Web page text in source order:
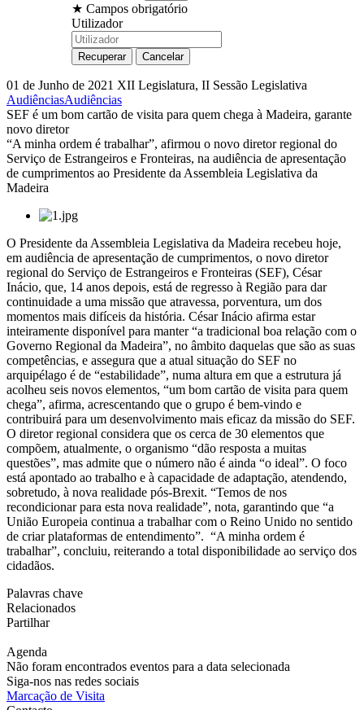
★ Campos obrigatório
Utilizador
01 de Junho de 2021 XII Legislatura, II Sessão Legislativa
AudiênciasAudiências
SEF é um bom cartão de visita para quem chega à Madeira, garante
novo diretor
“A minha ordem é trabalhar”, afirmou o novo diretor regional do
Serviço de Estrangeiros e Fronteiras, na audiência de apresentação
de cumprimentos ao Presidente da Assembleia Legislativa da
Madeira
O Presidente da Assembleia Legislativa da Madeira recebeu hoje,
em audiência de apresentação de cumprimentos, o novo diretor
regional do Serviço de Estrangeiros e Fronteiras (SEF), César
Inácio, que, 14 anos depois, está de regresso à Região para dar
continuidade a uma missão que atravessa, porventura, um dos
momentos mais difíceis da história. César Inácio afirma estar
inteiramente disponível para manter “a tradicional boa relação com o
Governo Regional da Madeira”, no âmbito daquelas que são as suas
competências, e assegura que a atual situação do SEF no
arquipélago é de “estabilidade”, numa altura em que a estrutura já
acolheu seis novos elementos, “um bom cartão de visita para quem
chega”, afirma, acrescentando que o grupo é bem-vindo e
contribuirá para um desenvolvimento mais eficaz da missão do SEF.
O diretor regional considera que os cerca de 30 elementos que
compõem, atualmente, o organismo “dão resposta a muitas
questões”, mas admite que o número não é ainda “o ideal”. O foco
está apontado ao trabalho e à capacidade de adaptação, atendendo,
sobretudo, à nova realidade pós-Brexit. “Temos de nos
recondicionar para esta nova realidade”, nota, garantindo que “a
União Europeia continua a trabalhar com o Reino Unido no sentido
de criar plataformas de entendimento”. “A minha ordem é
trabalhar”, concluiu, reiterando a total disponibilidade ao serviço dos
cidadãos.
Palavras chave
Relacionados
Partilhar
Agenda
Não foram encontrados eventos para a data selecionada
Siga-nos nas redes sociais
Marcação de Visita